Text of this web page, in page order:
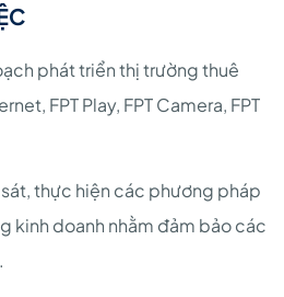
phát triển thị trường thuê
FPT Play, FPT Camera, FPT
thực hiện các phương pháp
kinh doanh nhằm đảm bảo các